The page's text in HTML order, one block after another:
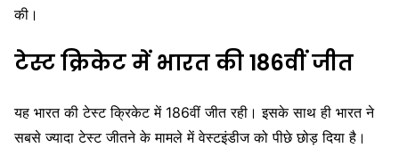
की।
टेस्ट क्रिकेट में भारत की 186वीं जीत
यह भारत की टेस्ट क्रिकेट में 186वीं जीत रही। इसके साथ ही भारत ने
सबसे ज्यादा टेस्ट जीतने के मामले में वेस्टइंडीज को पीछे छोड़ दिया है।